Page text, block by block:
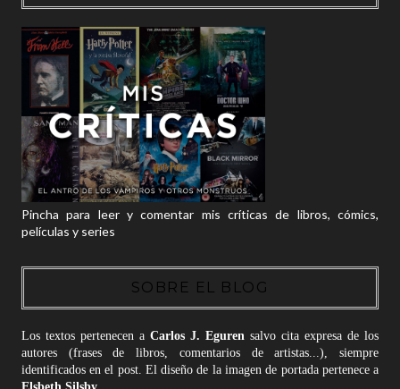
Pincha para leer y comentar mis críticas de libros, cómics,
películas y series
SOBRE EL BLOG
Los textos pertenecen a Carlos J. Egurensalvo cita expresa de los
autores (frases de libros, comentarios de artistas...), siempre
identificados en el post. El diseño de la imagen de portada pertenece a